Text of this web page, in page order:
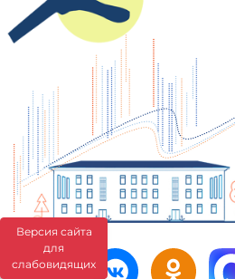
Версия сайта
для
слабовидящих